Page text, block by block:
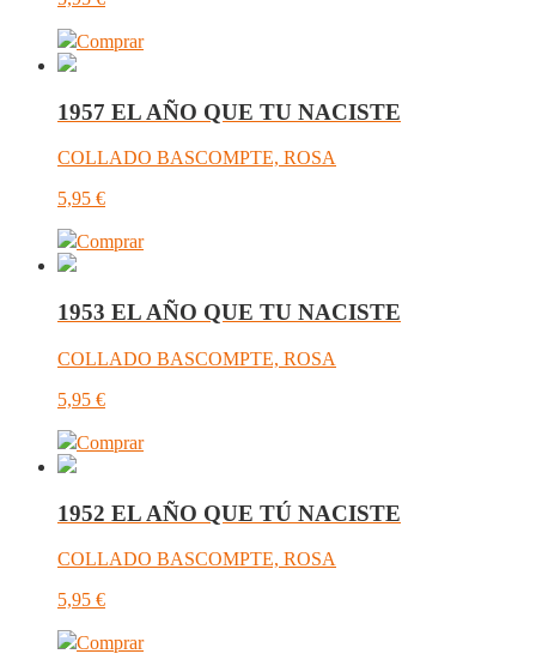
Comprar
1957 EL AÑO QUE TU NACISTE
COLLADO BASCOMPTE, ROSA
5,95 €
Comprar
1953 EL AÑO QUE TU NACISTE
COLLADO BASCOMPTE, ROSA
5,95 €
Comprar
1952 EL AÑO QUE TÚ NACISTE
COLLADO BASCOMPTE, ROSA
5,95 €
Comprar